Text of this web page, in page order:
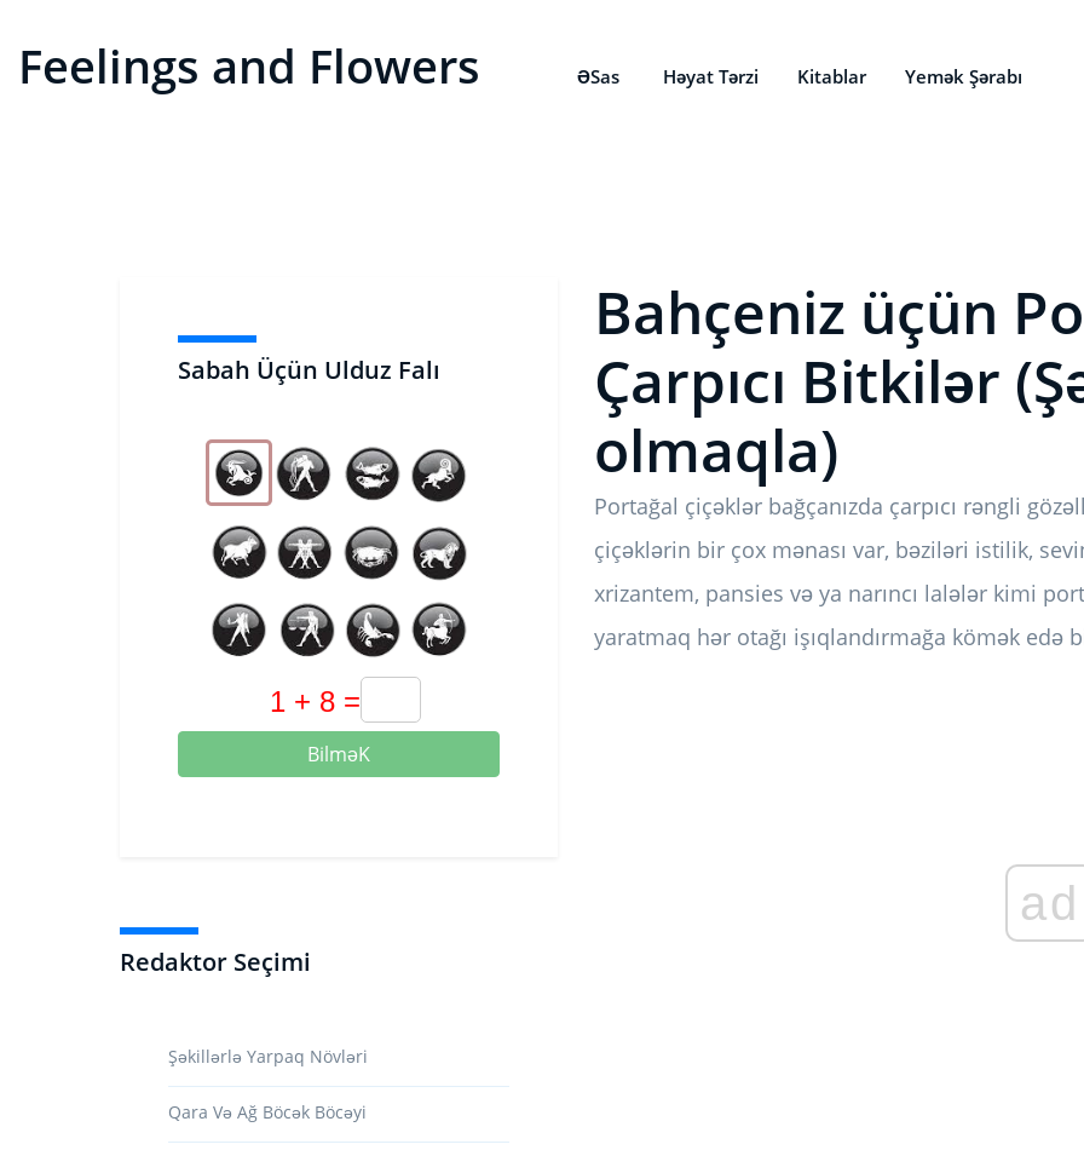
Feelings and Flowers ƏSas Həyat Tərzi Kitablar Yemək Şərabı
Sabah Üçün Ulduz Falı
BilməK
Redaktor Seçimi
Şəkillərlə Yarpaq Növləri
Qara Və Ağ Böcək Böcəyi
Bahçeniz üçün
Çarpıcı Bitkilər
olmaqla)
Portağal çiçəklər bağçanızda çarpıcı rəngli
çiçəklərin bir çox mənası var, bəziləri istilik,
xrizantem, pansies və ya narıncı lalələr kimi
yaratmaq hər otağı işıqlandırmağa kömək edə
ad